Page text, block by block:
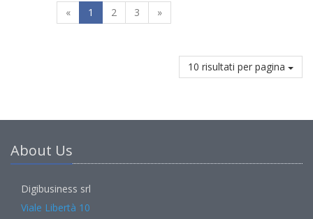
« 1 2 3 »
10 risultati per pagina
About Us
Digibusiness srl
Viale Libertà 10